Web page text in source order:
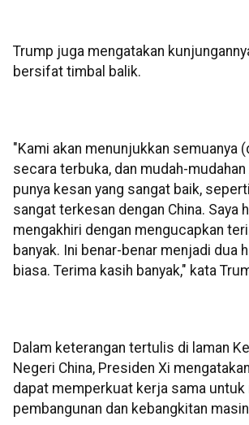
Trump juga mengatakan
bersifat timbal balik.
"Kami akan menunjukkan semuanya
secara terbuka, dan mudah-mudahan
punya kesan yang sangat baik,
sangat terkesan dengan China. Saya
mengakhiri dengan mengucapkan
banyak. Ini benar-benar menjadi dua
biasa. Terima kasih banyak," kata
Dalam keterangan tertulis di laman
Negeri China, Presiden Xi
dapat memperkuat kerja sama untuk
pembangunan dan kebangkitan